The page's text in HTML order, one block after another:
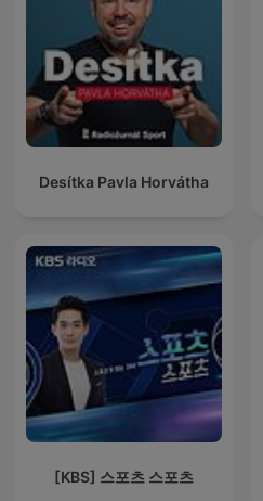
Desítka Pavla Horvátha
[KBS] 스포츠 스포츠